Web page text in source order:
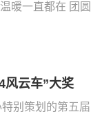
风云车”大奖
别策划的第五